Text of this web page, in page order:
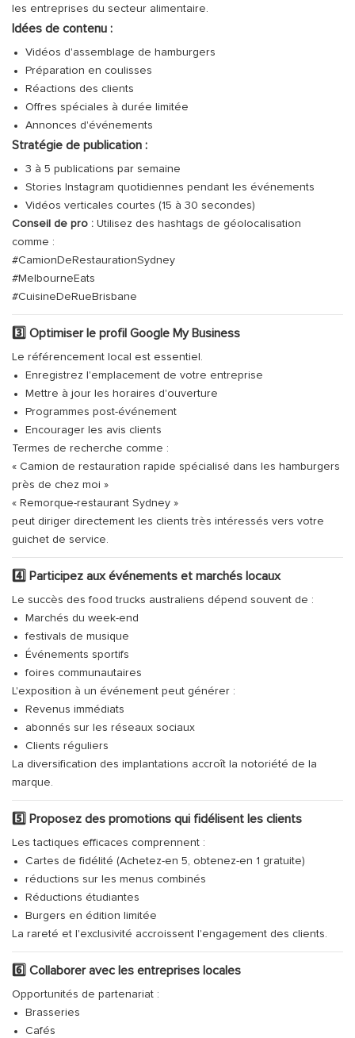
les entreprises du secteur alimentaire.
Idées de contenu :
Vidéos d'assemblage de hamburgers
Préparation en coulisses
Réactions des clients
Offres spéciales à durée limitée
Annonces d'événements
Stratégie de publication :
3 à 5 publications par semaine
Stories Instagram quotidiennes pendant les événements
Vidéos verticales courtes (15 à 30 secondes)
Conseil de pro : Utilisez des hashtags de géolocalisation
comme :
#CamionDeRestaurationSydney
#MelbourneEats
#CuisineDeRueBrisbane
3️⃣ Optimiser le profil Google My Business
Le référencement local est essentiel.
Enregistrez l'emplacement de votre entreprise
Mettre à jour les horaires d'ouverture
Programmes post-événement
Encourager les avis clients
Termes de recherche comme :
« Camion de restauration rapide spécialisé dans les hamburgers
près de chez moi »
« Remorque-restaurant Sydney »
peut diriger directement les clients très intéressés vers votre
guichet de service.
4️⃣ Participez aux événements et marchés locaux
Le succès des food trucks australiens dépend souvent de :
Marchés du week-end
festivals de musique
Événements sportifs
foires communautaires
L'exposition à un événement peut générer :
Revenus immédiats
abonnés sur les réseaux sociaux
Clients réguliers
La diversification des implantations accroît la notoriété de la
marque.
5️⃣ Proposez des promotions qui fidélisent les clients
Les tactiques efficaces comprennent :
Cartes de fidélité (Achetez-en 5, obtenez-en 1 gratuite)
réductions sur les menus combinés
Réductions étudiantes
Burgers en édition limitée
La rareté et l'exclusivité accroissent l'engagement des clients.
6️⃣ Collaborer avec les entreprises locales
Opportunités de partenariat :
Brasseries
Cafés